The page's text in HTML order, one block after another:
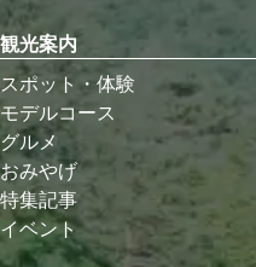
観光案内
スポット・体験
モデルコース
グルメ
おみやげ
特集記事
イベント